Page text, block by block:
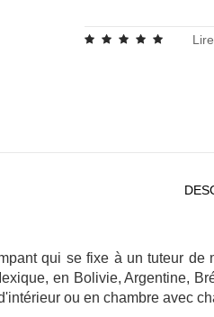
qui se fixe à un tuteur
en Bolivie, Argentine,
ou en chambre avec